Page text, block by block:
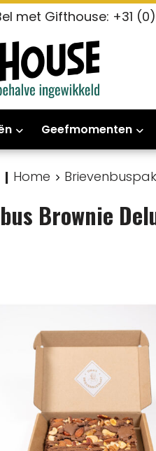
met Gifthouse: +31
Geefmomenten
| Home
Brownie